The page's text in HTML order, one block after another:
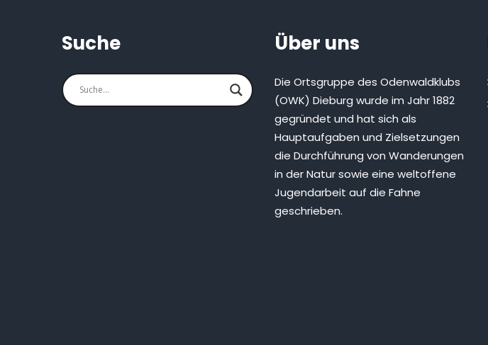
Suche Über uns
Die Ortsgruppe des Odenwaldklubs
(OWK) Dieburg wurde im Jahr 1882
gegründet und hat sich als
Hauptaufgaben und Zielsetzungen
die Durchführung von Wanderungen
in der Natur sowie eine weltoffene
Jugendarbeit auf die Fahne
geschrieben.